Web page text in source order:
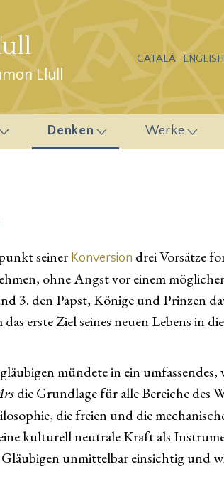
Llull
CATALÁ ENGLISH
Denken Werke
seiner Konversion drei Vorsätze
ohne Angst vor einem
3. den Papst, Könige und Prinzen
erste Ziel seines neuen Lebens in
mündete in ein
die Grundlage für alle Bereiche des
die freien und die
kulturell neutrale Kraft als
unmittelbar einsichtig und